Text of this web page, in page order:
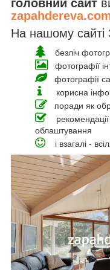
головний сайт
На нашому сайті
безліч
фотографії
фотографії
корисна
поради як
облаштування
і взагалі -